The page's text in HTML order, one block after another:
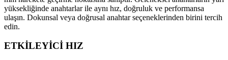
yüksekliğinde anahtarlar ile aynı hız, doğruluk ve performansa
ulaşın. Dokunsal veya doğrusal anahtar seçeneklerinden birini tercih
edin.
ETKİLEYİCİ HIZ